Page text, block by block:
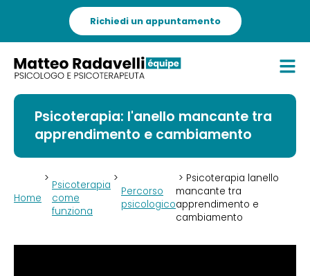
Richiedi un appuntamento
Psicoterapia: l'anello mancante tra
apprendimento e cambiamento
Home
> Psicoterapia
come
funziona
>
Percorso
psicologico
> Psicoterapia lanello
mancante tra
apprendimento e
cambiamento